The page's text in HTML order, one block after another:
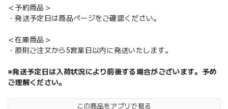
＜予約商品＞
・発送予定日は商品ページをご確認ください。
＜在庫商品＞
・原則ご注文から5営業日以内に発送いたします。
※発送予定日は入荷状況により前後する場合がございます。予め
ご理解ください。
この商品をアプリで見る